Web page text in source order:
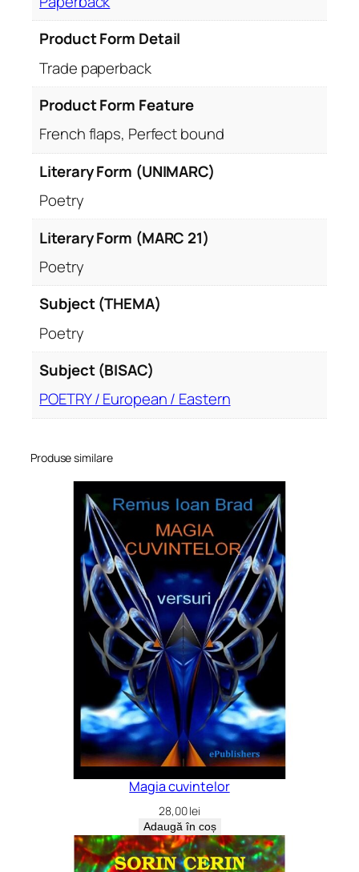
Product Form Detail
Trade paperback
Product Form Feature
French flaps, Perfect bound
Literary Form (UNIMARC)
Poetry
Literary Form (MARC 21)
Poetry
Subject (THEMA)
Poetry
Subject (BISAC)
POETRY / European / Eastern
Produse similare
Magia cuvintelor
28,00lei
Adaugă în coș